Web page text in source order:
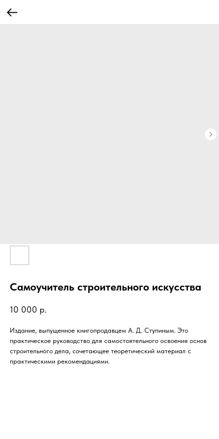
Самоучитель строительного искусства
10 000 р.
Издание, выпущенное книгопродавцем А. Д. Ступиным. Это
практическое руководство для самостоятельного освоения основ
строительного дела, сочетающее теоретический материал с
практическими рекомендациями.